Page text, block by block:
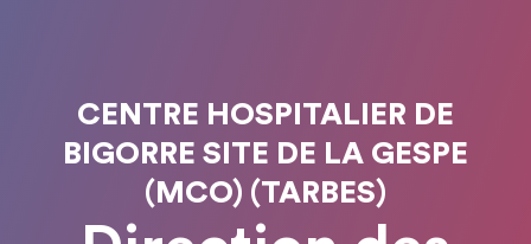
CENTRE HOSPITALIER DE
BIGORRE SITE DE LA GESPE
(MCO) (TARBES)